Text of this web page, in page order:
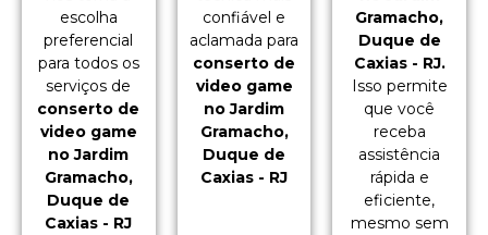
escolha
preferencial
para todos os
serviços de
conserto de
video game
no Jardim
Gramacho,
Duque de
Caxias - RJ
confiável e
aclamada para
conserto de
video game
no Jardim
Gramacho,
Duque de
Caxias - RJ
Gramacho,
Duque de
Caxias - RJ.
Isso permite
que você
receba
assistência
rápida e
eficiente,
mesmo sem